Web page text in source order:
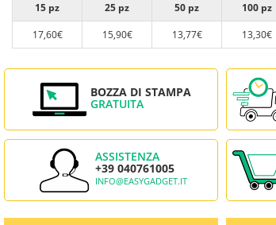
15 pz 25 pz 50 pz 100 pz
17,60€
15,90€ 13,77€ 13,30€
BOZZA DI STAMPA
GRATUITA
ASSISTENZA
+39 040761005
INFO@EASYGADGET.IT